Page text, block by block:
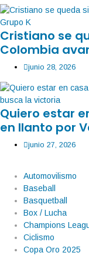
Cristiano se
Colombia
junio 28, 2026
Quiero estar
en llanto por
junio 27, 2026
Automovilismo
Baseball
Basquetball
Box / Lucha
Champions
Ciclismo
Copa Oro 2025